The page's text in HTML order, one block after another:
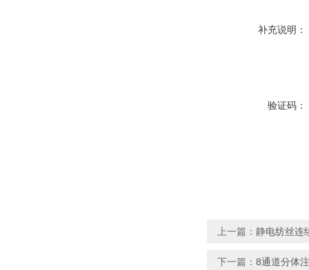
补充说明：
验证码：
上一篇： 静电纺丝连
下一篇： 8通道分体